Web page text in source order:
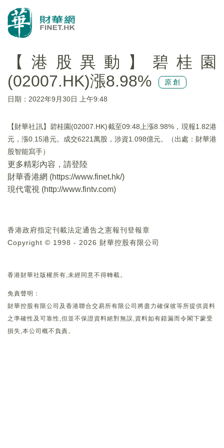
【港股異動】碧桂園
(02007.HK)漲8.98%
原創
日期：2022年9月30日 上午9:48
【財華社訊】碧桂園(02007.HK)截至09:48上漲8.98%，現報1.82港
元，漲0.15港元。成交6221萬股，涉資1.098億元。（出處：財華港
股智能寫手）
更多精彩內容，請登陸
財華香港網 (https://www.finet.hk/)
現代電視 (http://www.fintv.com)
香港政府指定刊載法定通告之憲報刊登報章
Copyright © 1998 - 2026 財華控股有限公司
香港財華社版權所有,未經同意不得轉載。
免責聲明：
財華控股有限公司及香港聯合交易所有限公司將盡力確保彼等所提供資料
之準確性及可靠性,但並不保證資料絕對無誤,資料如有錯漏而令閣下蒙受
損失,本公司概不負責。